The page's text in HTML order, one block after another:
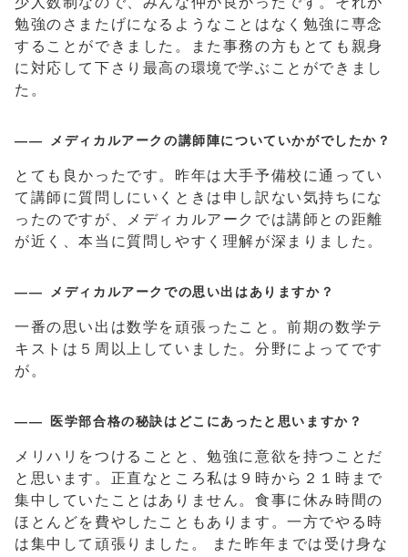
勉強のさまたげになるようなことはなく勉強に専念
することができました。また事務の方もとても親身
に対応して下さり最高の環境で学ぶことができまし
た。
メディカルアークの講師陣についていかがでしたか？
とても良かったです。昨年は大手予備校に通ってい
て講師に質問しにいくときは申し訳ない気持ちにな
ったのですが、メディカルアークでは講師との距離
が近く、本当に質問しやすく理解が深まりました。
メディカルアークでの思い出はありますか？
一番の思い出は数学を頑張ったこと。前期の数学テ
キストは５周以上していました。分野によってです
が。
医学部合格の秘訣はどこにあったと思いますか？
メリハリをつけることと、勉強に意欲を持つことだ
と思います。正直なところ私は９時から２１時まで
集中していたことはありません。食事に休み時間の
ほとんどを費やしたこともあります。一方でやる時
は集中して頑張りました。 また昨年までは受け身な